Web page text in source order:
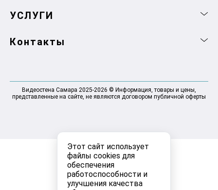
Этот сайт использует
файлы cookies для
обеспечения
работоспособности и
улучшения качества
УСЛУГИ
Контакты
Видеостена Самара 2025-2026 © Информация, товары и цены,
представленные на сайте, не являются договором публичной оферты